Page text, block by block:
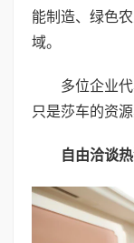
能制造、绿色
域。
多位企业
只是莎车的资
自由洽谈